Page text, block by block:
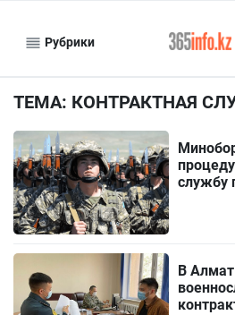
Рубрики
ТЕМА: КОНТРАКТНАЯ
службу
В